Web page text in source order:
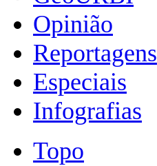
Opinião
Reportagens
Especiais
Infografias
Topo